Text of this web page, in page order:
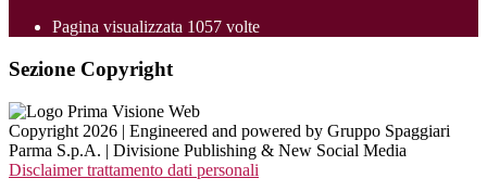
Pagina visualizzata 1057 volte
Sezione Copyright
Copyright 2026 | Engineered and powered by Gruppo Spaggiari
Parma S.p.A. | Divisione Publishing & New Social Media
Disclaimer trattamento dati personali